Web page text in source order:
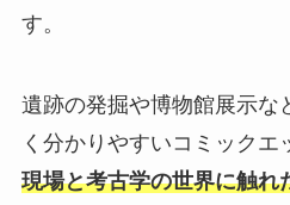
す。
遺跡の発掘や博物館展示な
く分かりやすいコミックエ
現場と考古学の世界に触れ